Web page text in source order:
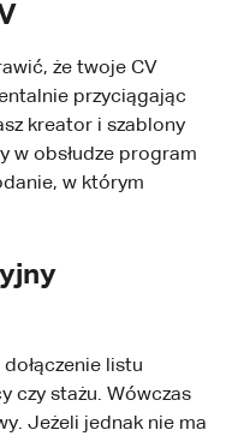
że twoje CV
przyciągając
kreator i szablony
w obsłudze program
w którym
listu
czy stażu. Wówczas
Jeżeli jednak nie ma